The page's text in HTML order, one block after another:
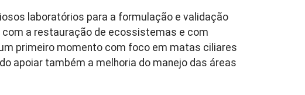
laboratórios para a formulação e validação
a restauração de ecossistemas e com
primeiro momento com foco em matas ciliares
apoiar também a melhoria do manejo das áreas